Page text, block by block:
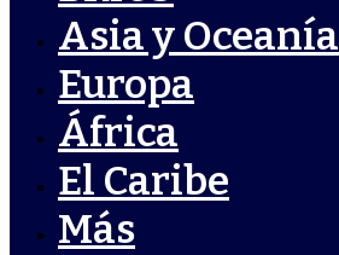
Asia y Oceanía
Europa
África
El Caribe
Más